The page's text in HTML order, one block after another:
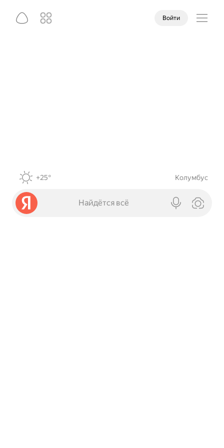
Войти
+25° Колумбус
Найдётся всё